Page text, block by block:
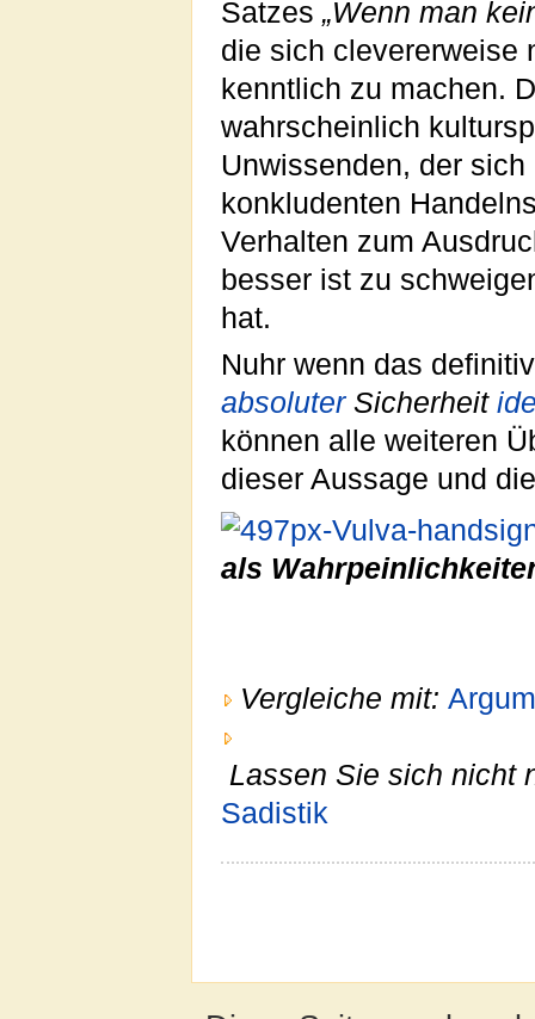
Satzes„Wenn man
die sich clevererweise
kenntlich zu machen.
wahrscheinlich
Unwissenden, der
konkludenten
Verhalten zum
besser ist zu
hat.
Nuhr wenn das
absoluterSicherheit
können alle weiteren
dieser Aussage und
als
Vergleiche mit:
Lassen Sie sich nicht
Sadistik